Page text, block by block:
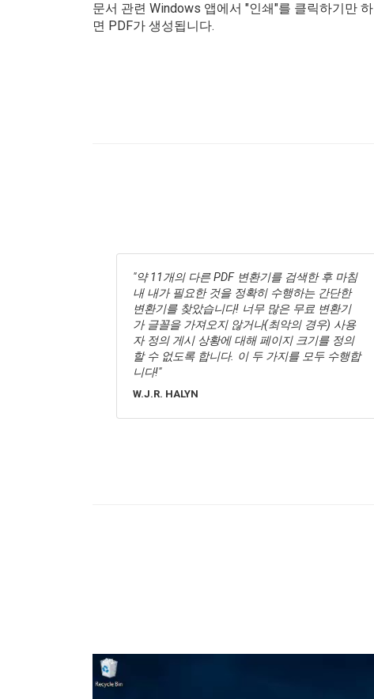
문서 관련 Windows 앱에서 "인쇄"를 클릭하기만 하
면 PDF가 생성됩니다.
doPDF 무료 PDF 변환기는 여러 응용 프로그
램에서 PDF 문서를 만들어야 하고 각 응용 프
로그램마다 다르게 하는 데 지쳤을 때 도움이
됩니다. 간단하고 친숙한 작동 모드를 사용하
면 시도해도 손해 볼 것이 없습니다.
DOWNLOAD.COM STAFF